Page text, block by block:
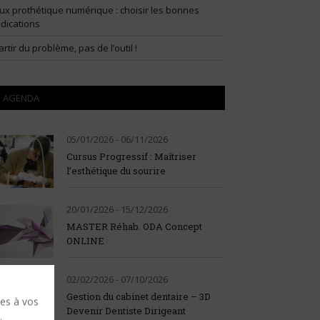
à vos
prothétique numérique : choisir les bonnes
du problème, pas de l’outil !
AGENDA
05/01/2026 - 06/11/2026
Cursus Progressif : Maîtriser
l’esthétique du sourire
20/01/2026 - 15/12/2026
MASTER Réhab. ODA Concept
ONLINE
02/02/2026 - 07/10/2026
Gestion du cabinet dentaire – 3D
Devenir Dentiste Dirigeant